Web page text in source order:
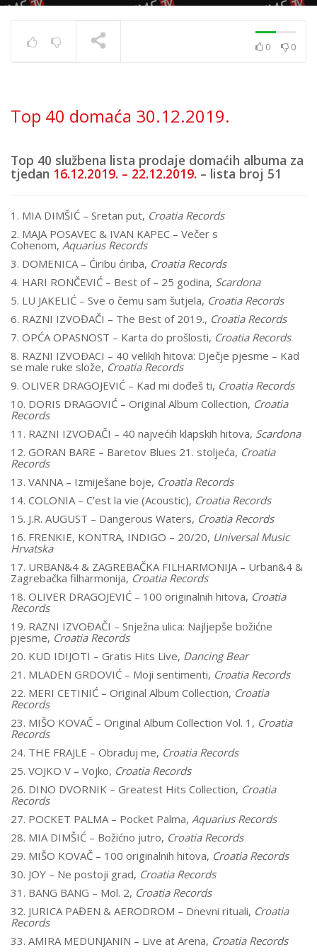
0 0
Top 40 domaća 30.12.2019.
Top 40 službena lista prodaje domaćih albuma za
tjedan 16.12.2019. – 22.12.2019. – lista broj 51
1. MIA DIMŠIĆ – Sretan put, Croatia Records
2. MAJA POSAVEC & IVAN KAPEC – Večer s
Cohenom, Aquarius Records
3. DOMENICA – Ćiribu ćiriba, Croatia Records
4. HARI RONČEVIĆ – Best of – 25 godina, Scardona
5. LU JAKELIĆ – Sve o čemu sam šutjela, Croatia Records
6. RAZNI IZVOĐAČI – The Best of 2019., Croatia Records
7. OPĆA OPASNOST – Karta do prošlosti, Croatia Records
8. RAZNI IZVOÐACI – 40 velikih hitova: Dječje pjesme – Kad
se male ruke slože, Croatia Records
9. OLIVER DRAGOJEVIĆ – Kad mi dođeš ti, Croatia Records
10. DORIS DRAGOVIĆ – Original Album Collection, Croatia
Records
11. RAZNI IZVOĐAČI – 40 najvećih klapskih hitova, Scardona
12. GORAN BARE – Baretov Blues 21. stoljeća, Croatia
Records
13. VANNA – Izmiješane boje, Croatia Records
14. COLONIA – C’est la vie (Acoustic), Croatia Records
15. J.R. AUGUST – Dangerous Waters, Croatia Records
16. FRENKIE, KONTRA, INDIGO – 20/20, Universal Music
Hrvatska
17. URBAN&4 & ZAGREBAČKA FILHARMONIJA – Urban&4 &
Zagrebačka filharmonija, Croatia Records
18. OLIVER DRAGOJEVIĆ – 100 originalnih hitova, Croatia
Records
19. RAZNI IZVOĐAČI – Snježna ulica: Najljepše božićne
pjesme, Croatia Records
20. KUD IDIJOTI – Gratis Hits Live, Dancing Bear
21. MLADEN GRDOVIĆ – Moji sentimenti, Croatia Records
22. MERI CETINIĆ – Original Album Collection, Croatia
Records
23. MIŠO KOVAČ – Original Album Collection Vol. 1, Croatia
Records
24. THE FRAJLE – Obraduj me, Croatia Records
25. VOJKO V – Vojko, Croatia Records
26. DINO DVORNIK – Greatest Hits Collection, Croatia
Records
27. POCKET PALMA – Pocket Palma, Aquarius Records
28. MIA DIMŠIĆ – Božićno jutro, Croatia Records
29. MIŠO KOVAČ – 100 originalnih hitova, Croatia Records
30. JOY – Ne postoji grad, Croatia Records
31. BANG BANG – Mol. 2, Croatia Records
32. JURICA PAĐEN & AERODROM – Dnevni rituali, Croatia
Records
33. AMIRA MEDUNJANIN – Live at Arena, Croatia Records